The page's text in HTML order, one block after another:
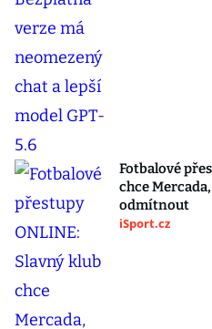
Fotbalové
chce
odmítnout
iSport.cz